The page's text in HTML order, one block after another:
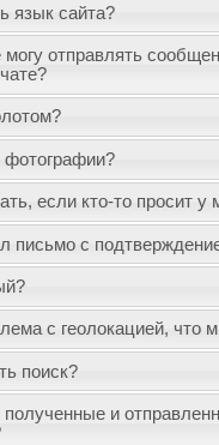
язык сайта?
отправлять
фотографии?
если кто-то просит у
письмо с
с геолокацией, что
поиск?
полученные и